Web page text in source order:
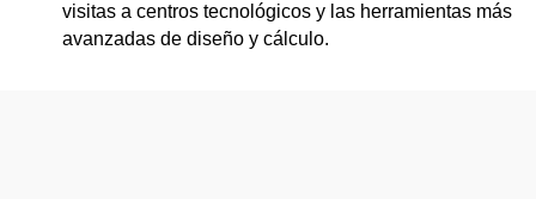
visitas a centros tecnológicos y las herramientas más
avanzadas de diseño y cálculo.